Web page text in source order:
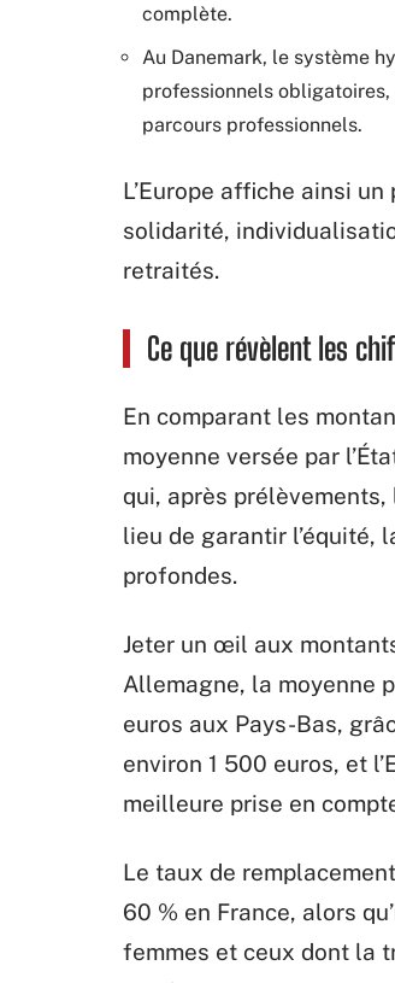
complète.
Au Danemark, le système
professionnels
parcours professionnels.
L’Europe affiche ainsi
solidarité,
retraités.
Ce que révèlent les
En comparant les
moyenne versée par
qui, après
lieu de garantir l’équité,
profondes.
Jeter un œil aux
Allemagne, la moyenne
euros aux Pays-Bas,
environ 1 500 euros, et
meilleure prise en
Le taux de
60 % en France, alors
femmes et ceux dont la